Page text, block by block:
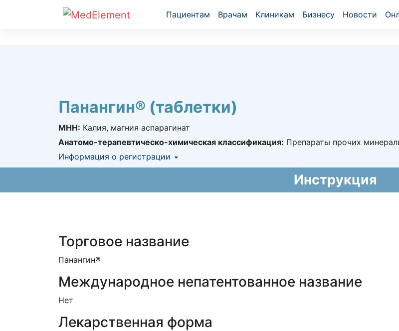
Пациентам Врачам Клиникам Бизнесу Новости
Панангин® (таблетки)
МНН: Калия, магния аспарагинат
Анатомо-терапевтическо-химическая классификация: Препараты прочих
Информация о регистрации
Инструкция
Торговое название
Панангин®
Международное непатентованное название
Нет
Лекарственная форма